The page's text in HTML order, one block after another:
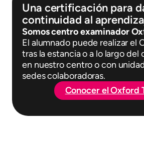
Una certificación para
continuidad al
Somos centro examinador
El alumnado puede realizar el
tras la estancia o a lo largo del
en nuestro centro o con
sedes colaboradoras.
Conocer el Oxford